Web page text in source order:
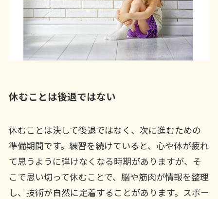
休むことは後退ではない
休むことは決して後退ではなく、次に進むための
準備期間です。練習を続けていると、心や体が疲れ
て思うように弾けなくなる時期がありますが、そ
こで思い切って休むことで、脳や筋肉が情報を整理
し、技術が自然に定着することがあります。スポー